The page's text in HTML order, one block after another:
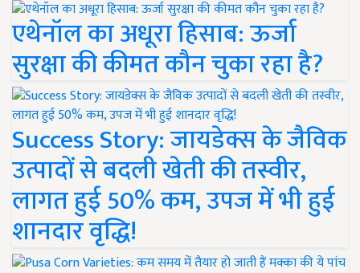
एथेनॉल का अधूरा हिसाब: ऊर्जा
सुरक्षा की कीमत कौन चुका रहा है?
Success Story: जायडेक्स के जैविक
उत्पादों से बदली खेती की तस्वीर,
लागत हुई 50% कम, उपज में भी हुई
शानदार वृद्धि!